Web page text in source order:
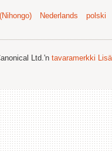
Nederlands polski
Ltd.'n tavaramerkki